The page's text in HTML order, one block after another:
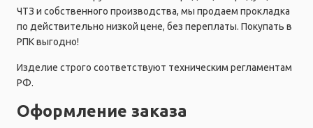
ЧТЗ и собственного производства, мы продаем прокладка
по действительно низкой цене, без переплаты. Покупать в
РПК выгодно!
Изделие строго соответствуют техническим регламентам
РФ.
Оформление заказа